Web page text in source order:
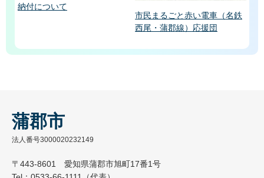
納付について
市民まるごと赤い電車（名鉄
西尾・蒲郡線）応援団
蒲郡市
法人番号3000020232149
〒443-8601 愛知県蒲郡市旭町17番1号